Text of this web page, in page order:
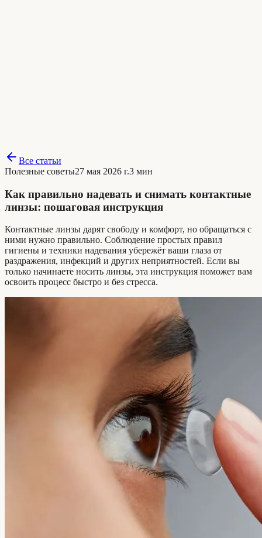
Все статьи
Полезные советы27 мая 2026 г.3 мин
Как правильно надевать и снимать контактные
линзы: пошаговая инструкция
Контактные линзы дарят свободу и комфорт, но обращаться с
ними нужно правильно. Соблюдение простых правил
гигиены и техники надевания убережёт ваши глаза от
раздражения, инфекций и других неприятностей. Если вы
только начинаете носить линзы, эта инструкция поможет вам
освоить процесс быстро и без стресса.